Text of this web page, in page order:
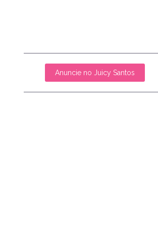
Anuncie no Juicy Santos